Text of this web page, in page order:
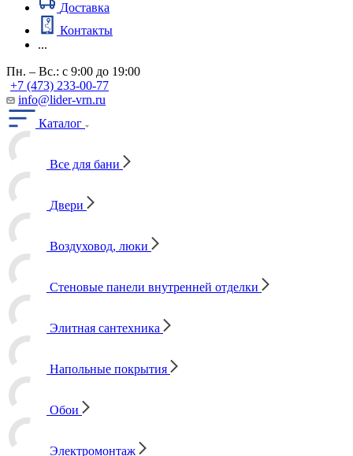
Доставка
Контакты
...
Пн. – Вс.: с 9:00 до 19:00
+7 (473) 233-00-77
info@lider-vrn.ru
Каталог
Все для бани
Двери
Воздуховод, люки
Стеновые панели внутренней отделки
Элитная сантехника
Напольные покрытия
Обои
Электромонтаж